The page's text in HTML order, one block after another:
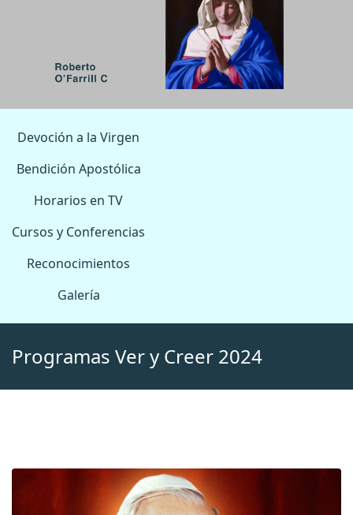
Devoción a la Virgen
Bendición Apostólica
Horarios en TV
Cursos y Conferencias
Reconocimientos
Galería
Programas Ver y Creer 2024